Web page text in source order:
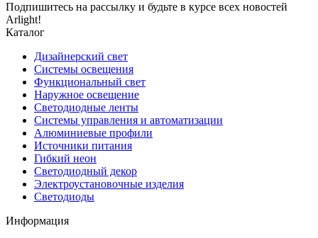
Подпишитесь на рассылку и будьте в курсе всех новостей
Arlight!
Каталог
Дизайнерский свет
Системы освещения
Функциональный свет
Наружное освещение
Светодиодные ленты
Системы управления и автоматизации
Алюминиевые профили
Источники питания
Гибкий неон
Светодиодный декор
Электроустановочные изделия
Светодиоды
Информация